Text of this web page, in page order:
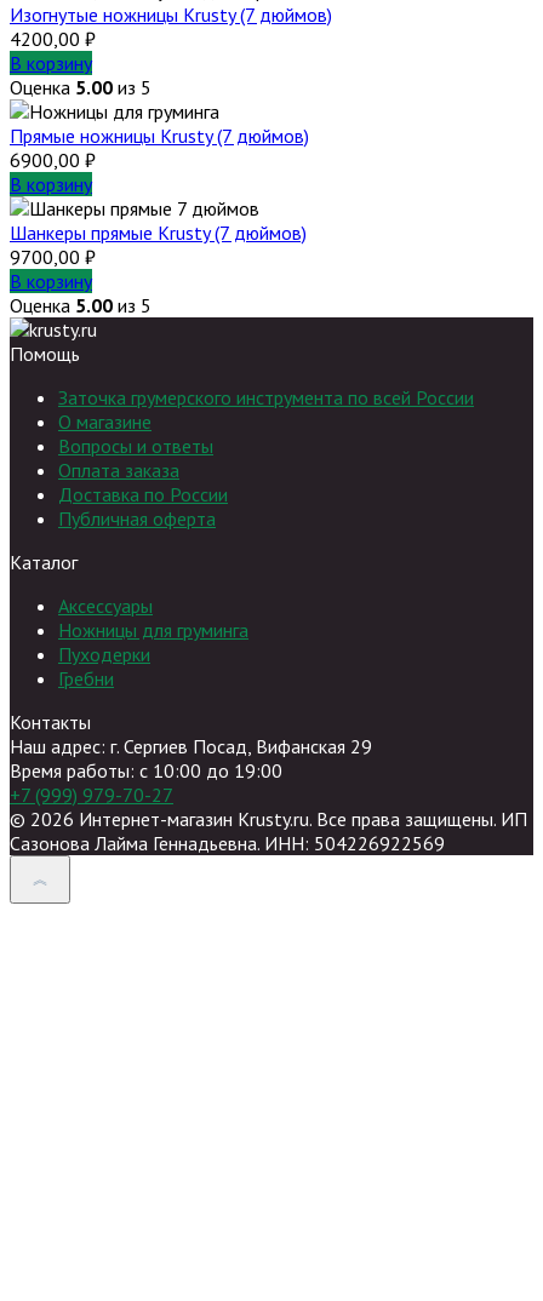
Изогнутые ножницы Krusty (7 дюймов)
4200,00 ₽
В корзину
Оценка 5.00 из 5
Прямые ножницы Krusty (7 дюймов)
6900,00 ₽
В корзину
Шанкеры прямые Krusty (7 дюймов)
9700,00 ₽
В корзину
Оценка 5.00 из 5
Помощь
Заточка грумерского инструмента по всей России
О магазине
Вопросы и ответы
Оплата заказа
Доставка по России
Публичная оферта
Каталог
Аксессуары
Ножницы для груминга
Пуходерки
Гребни
Контакты
Наш адрес: г. Сергиев Посад, Вифанская 29
Время работы: c 10:00 до 19:00
+7 (999) 979-70-27
© 2026 Интернет-магазин Krusty.ru. Все права защищены. ИП
Сазонова Лайма Геннадьевна. ИНН: 504226922569